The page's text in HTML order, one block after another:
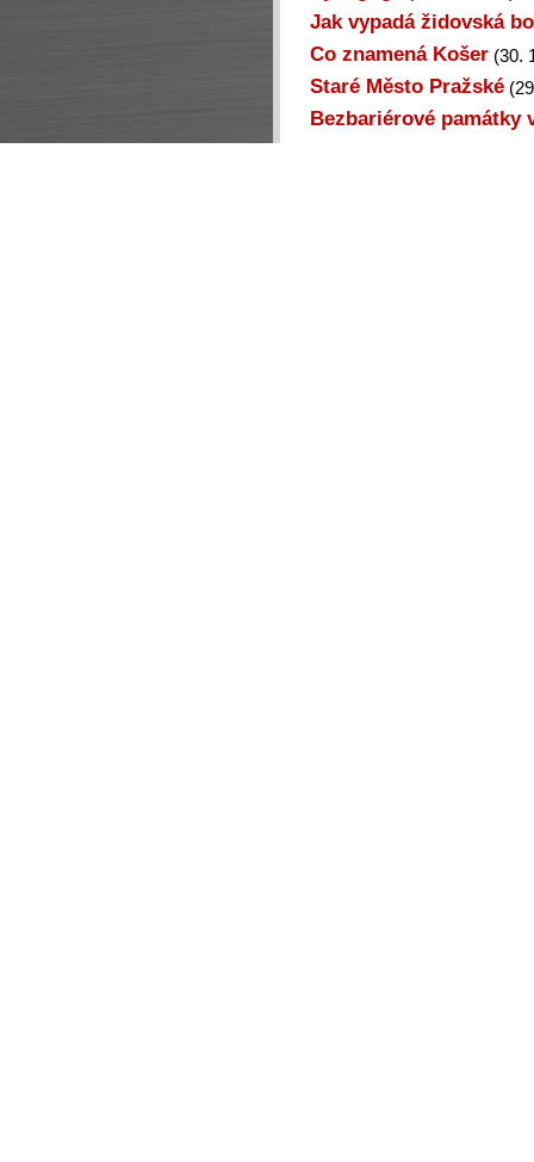
Jak vypadá židovská
Co znamená Košer (30.
Staré Město Pražské
Bezbariérové památky